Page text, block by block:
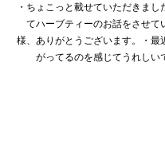
・ちょこっと載せていただきまし
てハーブティーのお話をさせて
様、ありがとうございます。・最
がってるのを感じてうれしい